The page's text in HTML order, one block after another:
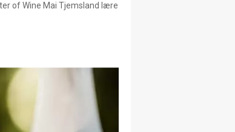
of Wine Mai Tjemsland lære